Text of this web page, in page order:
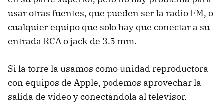
usar otras fuentes, que pueden ser la radio FM, o
cualquier equipo que solo hay que conectar a su
entrada RCAo jack de 3.5 mm.
Si la torre la usamos como unidad reproductora
con equipos de Apple, podemos aprovechar la
salida de vídeo y conectándola al televisor.